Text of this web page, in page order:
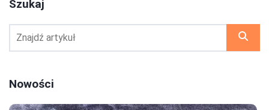
Szukaj
Nowości